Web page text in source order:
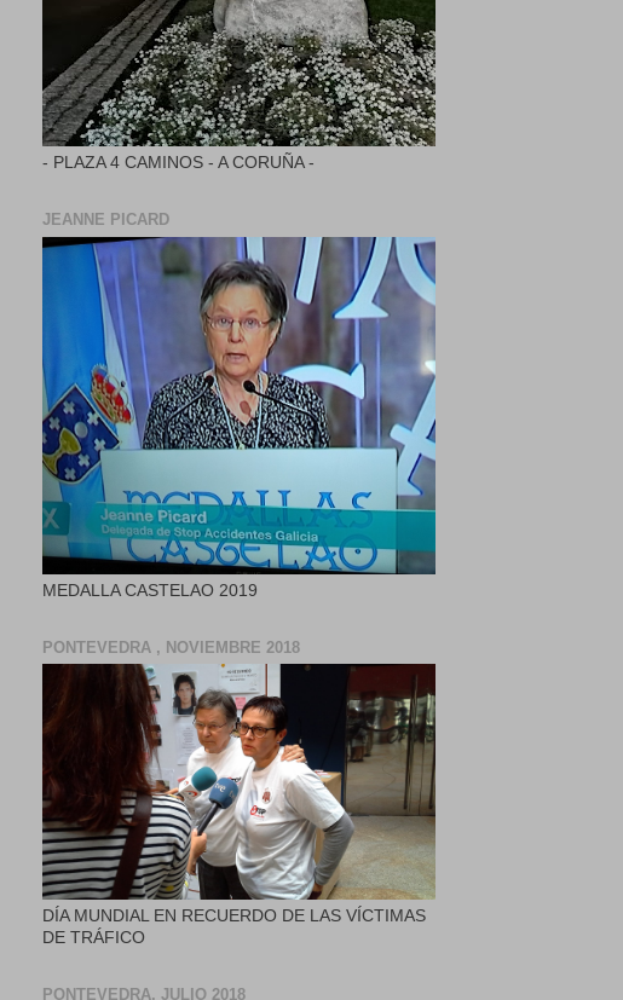
- PLAZA 4 CAMINOS - A CORUÑA -
JEANNE PICARD
MEDALLA CASTELAO 2019
PONTEVEDRA , NOVIEMBRE 2018
DÍA MUNDIAL EN RECUERDO DE LAS VÍCTIMAS
DE TRÁFICO
PONTEVEDRA, JULIO 2018